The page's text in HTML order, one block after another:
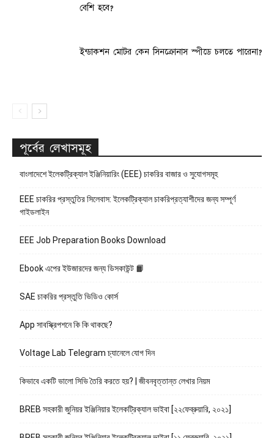
বেশি হবে?
ইন্ডাকশন মোটর কেন সিনক্রোনাস স্পীডে চলতে পারেনা?
পূর্বের লেখাসমূহ
বাংলাদেশে ইলেকট্রিক্যাল ইঞ্জিনিয়ারিং (EEE) চাকরির বাজার ও সুযোগসমূহ
EEE চাকরির প্রস্তুতির সিলেবাস: ইলেকট্রিক্যাল চাকরিপ্রত্যাশীদের জন্য সম্পূর্ণ
গাইডলাইন
EEE Job Preparation Books Download
Ebook এপের ইউজারদের জন্য ডিসকাউন্ট 📙
SAE চাকরির প্রস্তুতি ভিডিও কোর্স
App সাবস্ক্রিপশনে কি কি থাকছে?
Voltage Lab Telegram চ্যানেলে যোগ দিন
কিভাবে একটি ভালো সিভি তৈরি করতে হয়? | জীবনবৃত্তান্ত লেখার নিয়ম
BREB সহকারী জুনিয়র ইঞ্জিনিয়ার ইলেকট্রিক্যাল ভাইবা [২২ফেব্রুয়ারি, ২০২১]